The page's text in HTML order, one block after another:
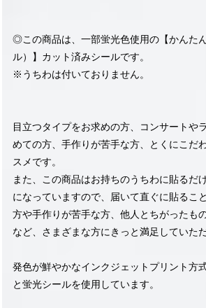
◎この商品は、一部蛍光色使用の【かんた
ル）】カット済みシールです。
※うちわは付いておりません。
目立つタイプをお求めの方、コンサートや
めての方、手作りが苦手な方、とくにこだ
スメです。
また、この商品はお持ちのうちわに貼るだ
になっていますので、届いて直ぐに貼るこ
方や手作りが苦手な方、他人とちがったも
など、さまざまな方にきっと満足していた
発色が鮮やかなインクジェットプリント方
と蛍光シールを使用しています。